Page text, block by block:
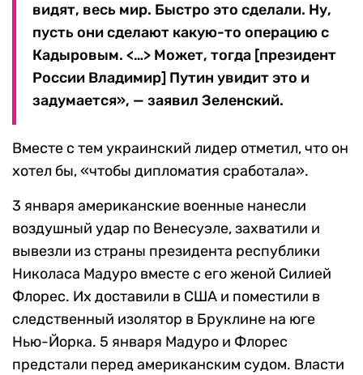
видят, весь мир. Быстро это сделали. Ну,
пусть они сделают какую-то операцию с
Кадыровым. <…> Может, тогда [президент
России Владимир] Путин увидит это и
задумается», — заявил Зеленский.
Вместе с тем украинский лидер отметил, что он
хотел бы, «чтобы дипломатия сработала».
3 января американские военные нанесли
воздушный удар по Венесуэле, захватили и
вывезли из страны президента республики
Николаса Мадуро вместе с его женой Силией
Флорес. Их доставили в США и поместили в
следственный изолятор в Бруклине на юге
Нью-Йорка. 5 января Мадуро и Флорес
предстали перед американским судом. Власти